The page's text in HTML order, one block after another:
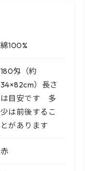
綿100%
180匁（約
34×82cm）長さ
は目安です 多
少は前後するこ
とがあります
赤